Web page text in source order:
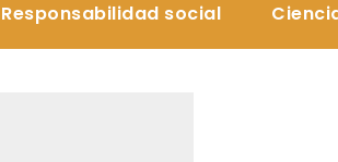
Responsabilidad social